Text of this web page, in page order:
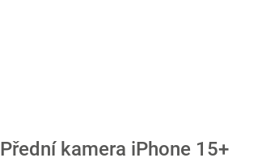
Přední kamera iPhone 15+